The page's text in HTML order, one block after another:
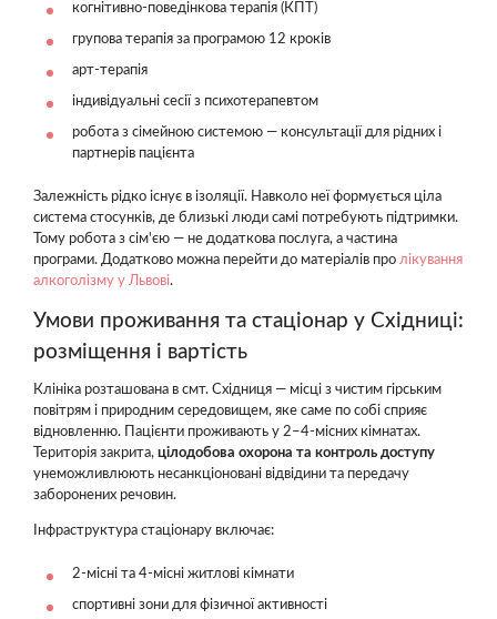
когнітивно-поведінкова терапія (КПТ)
групова терапія за програмою 12 кроків
арт-терапія
індивідуальні сесії з психотерапевтом
робота з сімейною системою — консультації для рідних і
партнерів пацієнта
Залежність рідко існує в ізоляції. Навколо неї формується ціла
система стосунків, де близькі люди самі потребують підтримки.
Тому робота з сім'єю — не додаткова послуга, а частина
програми. Додатково можна перейти до матеріалів про лікування
алкоголізму у Львові.
Умови проживання та стаціонар у Східниці:
розміщення і вартість
Клініка розташована в смт. Східниця — місці з чистим гірським
повітрям і природним середовищем, яке саме по собі сприяє
відновленню. Пацієнти проживають у 2–4-місних кімнатах.
Територія закрита, цілодобова охорона та контроль доступу
унеможливлюють несанкціоновані відвідини та передачу
заборонених речовин.
Інфраструктура стаціонару включає:
2-місні та 4-місні житлові кімнати
спортивні зони для фізичної активності